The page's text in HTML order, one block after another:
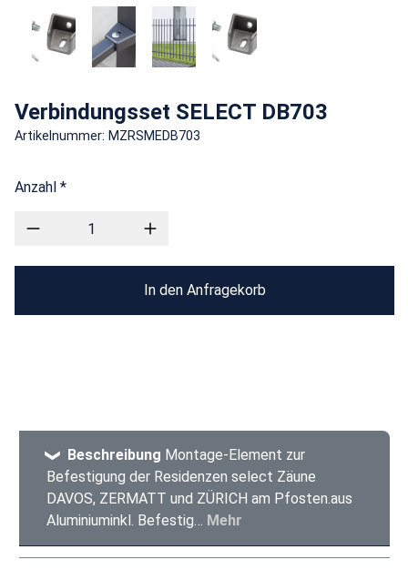
Verbindungsset SELECT DB703
Artikelnummer: MZRSMEDB703
Anzahl *
In den Anfragekorb
Beschreibung Montage-Element zur
Befestigung der Residenzen select Zäune
DAVOS, ZERMATT und ZÜRICH am Pfosten.aus
Aluminiuminkl. Befestig… Mehr